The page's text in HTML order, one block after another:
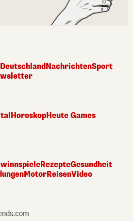
DeutschlandNachrichtenSport
HoroskopHeute Games
RezepteGesundheit
MotorReisenVideo